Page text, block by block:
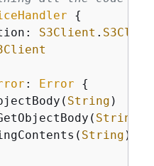
{
S3Client .
: Error
{
String )
String
String )